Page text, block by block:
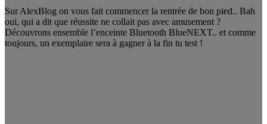
Sur AlexBlog on vous fait commencer la rentrée de bon pied.. Bah
oui, qui a dit que réussite ne collait pas avec amusement ?
Découvrons ensemble l’enceinte Bluetooth BlueNEXT.. et comme
toujours, un exemplaire sera à gagner à la fin tu test !